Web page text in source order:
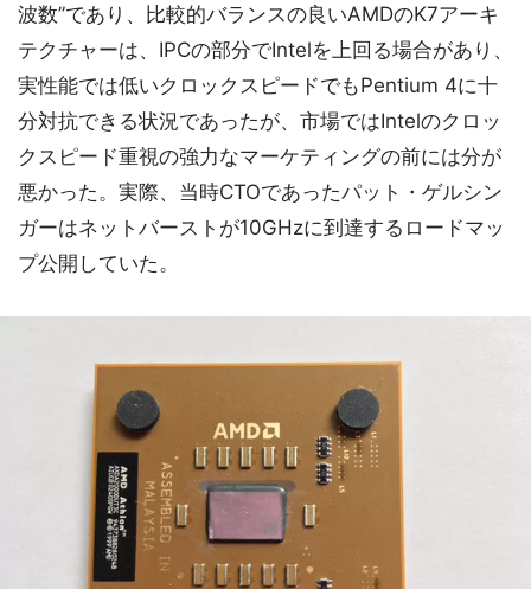
波数”であり、比較的バランスの良いAMDのK7アーキ
テクチャーは、IPCの部分でIntelを上回る場合があり、
実性能では低いクロックスピードでもPentium 4に十
分対抗できる状況であったが、市場ではIntelのクロッ
クスピード重視の強力なマーケティングの前には分が
悪かった。実際、当時CTOであったパット・ゲルシン
ガーはネットバーストが10GHzに到達するロードマッ
プ公開していた。